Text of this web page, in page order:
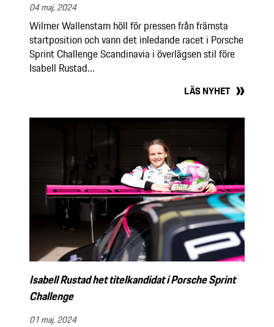
04 maj, 2024
Wilmer Wallenstam höll för pressen från främsta
startposition och vann det inledande racet i Porsche
Sprint Challenge Scandinavia i överlägsen stil före
Isabell Rustad...
LÄS NYHET
Isabell Rustad het titelkandidat i Porsche Sprint
Challenge
01 maj, 2024